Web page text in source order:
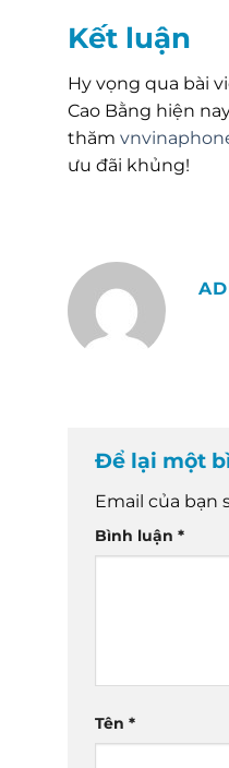
Kết luận
Hy vọng qua bài
Cao Bằng hiện
thăm
ưu đãi khủng!
Để lại một
Email của bạn
Bình luận *
Tên *